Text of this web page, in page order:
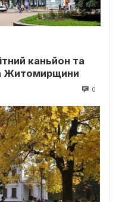
каньйон та
Житомирщини
0